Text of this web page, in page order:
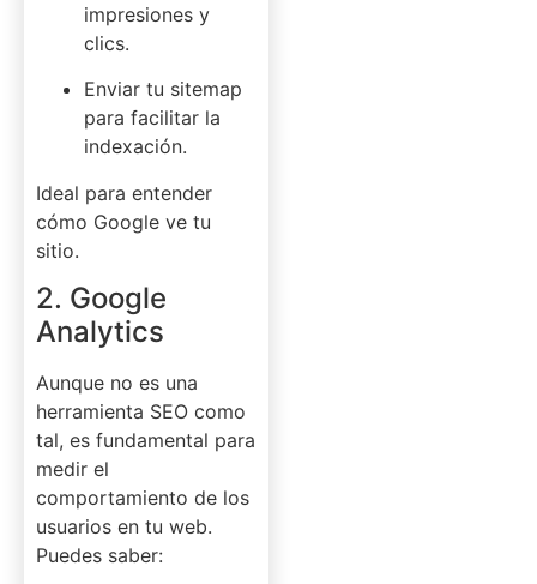
impresiones y
clics.
Enviar tu sitemap
para facilitar la
indexación.
Ideal para entender
cómo Google ve tu
sitio.
2. Google
Analytics
Aunque no es una
herramienta SEO como
tal, es fundamental para
medir el
comportamiento de los
usuarios en tu web.
Puedes saber: